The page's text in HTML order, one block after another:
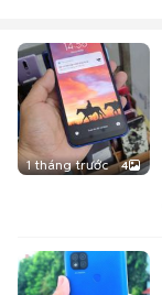
1 tháng trước 4